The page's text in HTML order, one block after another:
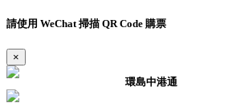
請使用 WeChat 掃描 QR Code 購票
×
環島中港通